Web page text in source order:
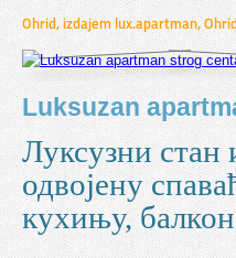
Ohrid, izdajem lux.apartman, Ohrid
Luksuzan
Луксузни стан
одвојену
кухињу,